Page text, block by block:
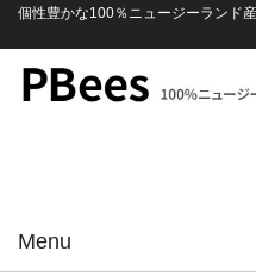
個性豊かな100％ニュージーランド
Menu